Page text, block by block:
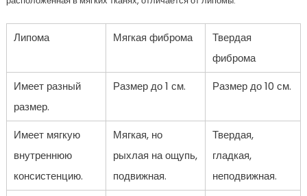
Липома Мягкая фиброма
Твердая
фиброма
Имеет разный
размер.
Размер до 1 см. Размер до 10 см.
Имеет мягкую
внутреннюю
консистенцию.
Мягкая, но
рыхлая на ощупь,
подвижная.
Твердая,
гладкая,
неподвижная.